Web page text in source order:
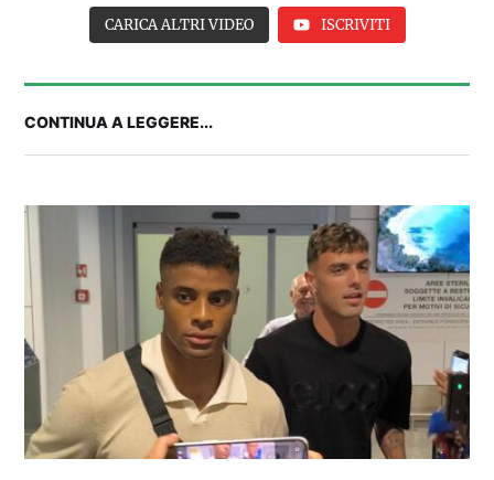
2° TROFEO RIVA | IL POST-PARTITA: commenta
con noi il match tra Cagliari e Nizza
CARICA ALTRI VIDEO ISCRIVITI
CONTINUA A LEGGERE...